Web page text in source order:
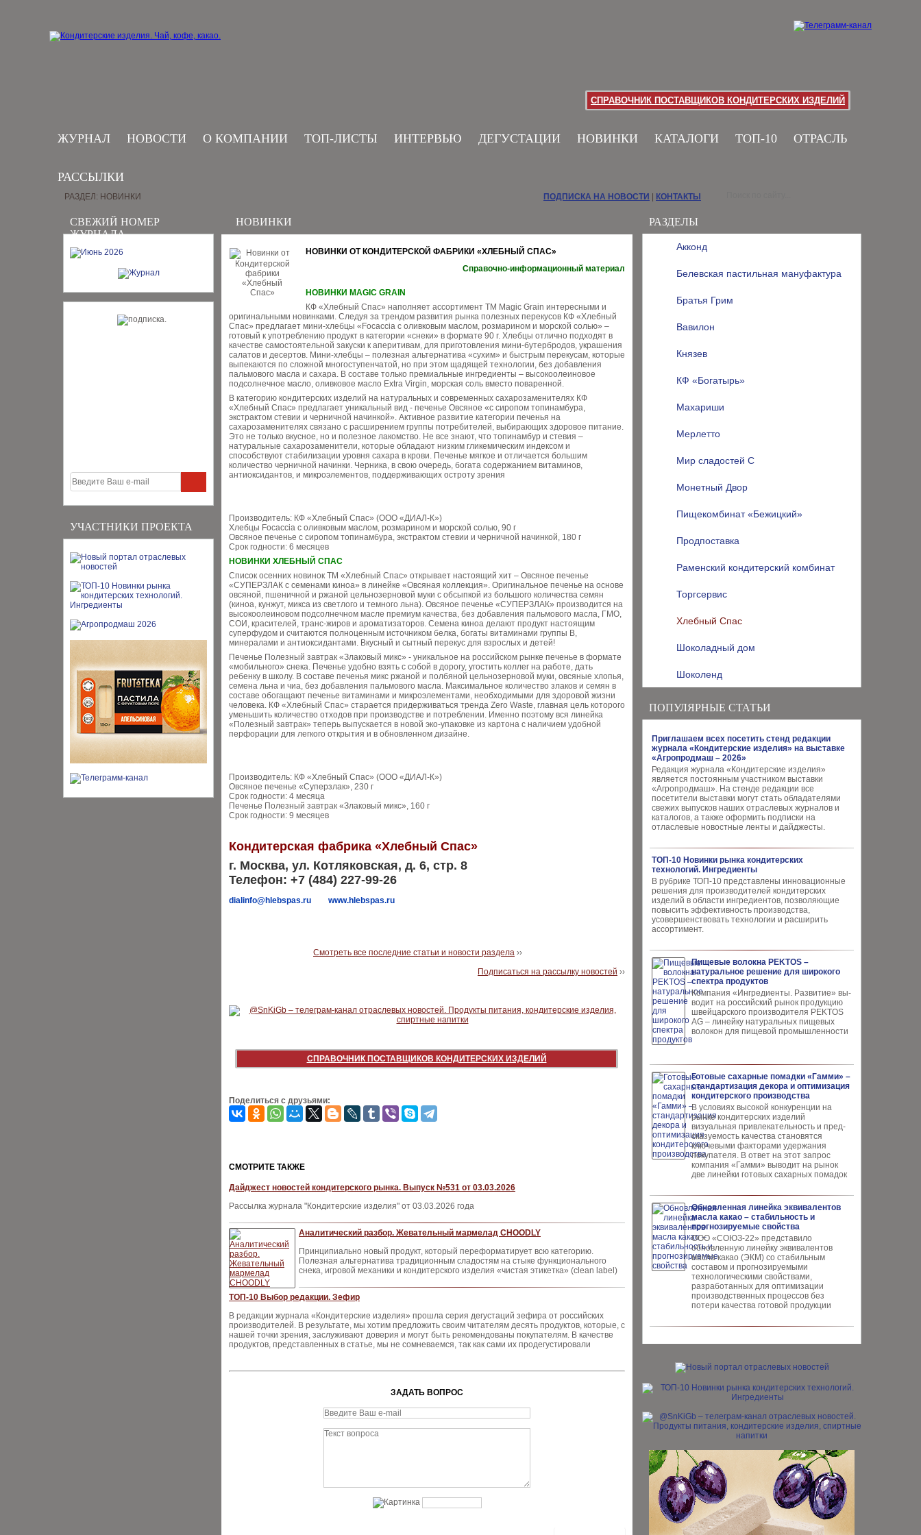
СПРАВОЧНИК ПОСТАВЩИКОВ КОНДИТЕРСКИХ ИЗДЕЛИЙ
ЖУРНАЛ НОВОСТИ О КОМПАНИИ ТОП-ЛИСТЫ ИНТЕРВЬЮ ДЕГУСТАЦИИ НОВИНКИ КАТАЛОГИ ТОП-10 ОТРАСЛЬ
РАССЫЛКИ
СВЕЖИЙ НОМЕР
ЖУРНАЛА
УЧАСТНИКИ ПРОЕКТА
РАЗДЕЛЫ
Акконд
Белевская пастильная мануфактура
Братья Грим
Вавилон
Князев
КФ «Богатырь»
Махариши
Мерлетто
Мир сладостей С
Монетный Двор
Пищекомбинат «Бежицкий»
Продпоставка
Раменский кондитерский комбинат
Торгсервис
Хлебный Спас
Шоколадный дом
Шоколенд
ПОПУЛЯРНЫЕ СТАТЬИ
Приглашаем всех посетить стенд редакции
журнала «Кондитерские изделия» на выставке
«Агропродмаш – 2026»
Редакция журнала «Кондитерские изделия»
является постоянным участником выставки
«Агропродмаш». На стенде редакции все
посетители выставки могут стать обладателями
свежих выпусков наших отраслевых журналов и
каталогов, а также оформить подписки на
отласлевые новостные ленты и дайджесты.
ТОП-10 Новинки рынка кондитерских
технологий. Ингредиенты
В рубрике ТОП-10 представлены инновационные
решения для производителей кондитерских
изделий в области ингредиентов, позволяющие
повысить эффективность производства,
усовершенствовать технологии и расширить
ассортимент.
Пищевые волокна PEKTOS –
натуральное решение для широкого
спектра продуктов
Компания «Ингредиенты. Развитие» вы­
водит на российский рынок продукцию
швей­царского производителя PEKTOS
AG – ли­нейку натуральных пищевых
волокон для пи­щевой промышленности
Готовые сахарные помадки «Гамми» –
стандартизация декора и оптимизация
кондитерского производства
В условиях высокой кон­куренции на
рынке конди­терских изделий
визуальная привлекательность и пред­
сказуемость качества ста­новятся
ключевыми факто­рами удержания
покупателя. В ответ на этот запрос
компания «Гамми» выводит на рынок
две линейки готовых сахарных помадок
Обновленная линейка эквивалентов
масла какао – стабильность и
прогнозируемые свойства
ООО «СОЮЗ-22» представило
обновлен­ную линейку эквивалентов
масла ка­као (ЭКМ) со стабильным
составом и прогнозируемыми
технологическими свойствами,
разработанных для опти­мизации
производственных процес­сов без
потери качества готовой про­дукции
РАЗДЕЛ: НОВИНКИ ПОДПИСКА НА НОВОСТИ КОНТАКТЫ
НОВИНКИ
НОВИНКИ ОТ КОНДИТЕРСКОЙ ФАБРИКИ «ХЛЕБНЫЙ СПАС»
Справочно-информационный материал
НОВИНКИ MAGIC GRAIN
КФ «Хлебный Спас» наполняет ассортимент ТM Magic Grain интересными и
оригинальными новинками. Следуя за трендом развития рынка полезных перекусов КФ «Хлебный
Спас» предлагает мини-хлебцы «Focaccia с оливковым маслом, розмарином и морской солью» –
готовый к употреблению продукт в категории «снеки» в формате 90 г. Хлебцы отлично подходят в
качестве самостоятельной закуски к аперитивам, для приготовления мини-бутербродов, украшения
салатов и десертов. Мини-хлебцы – полезная альтернатива «сухим» и быстрым перекусам, которые
выпекаются по сложной многоступенчатой, но при этом щадящей технологии, без добавления
пальмового масла и сахара. В составе только премиальные ингредиенты – высокоолеиновое
подсолнечное масло, оливковое масло Extra Virgin, морская соль вместо поваренной.
В категорию кондитерских изделий на натуральных и современных сахарозаменителях КФ
«Хлебный Спас» предлагает уникальный вид - печенье Овсяное «с сиропом топинамбура,
экстрактом стевии и черничной начинкой». Активное развитие категории печенья на
сахарозаменителях связано с расширением группы потребителей, выбирающих здоровое питание.
Это не только вкусное, но и полезное лакомство. Не все знают, что топинамбур и стевия –
натуральные сахарозаменители, которые обладают низким гликемическим индексом и
способствуют стабилизации уровня сахара в крови. Печенье мягкое и отличается большим
количество черничной начинки. Черника, в свою очередь, богата содержанием витаминов,
антиоксидантов, и микроэлементов, поддерживающих остроту зрения
Производитель: КФ «Хлебный Спас» (ООО «ДИАЛ-К»)
Хлебцы Focaccia с оливковым маслом, розмарином и морской солью, 90 г
Овсяное печенье с сиропом топинамбура, экстрактом стевии и черничной начинкой, 180 г
Срок годности: 6 месяцев
НОВИНКИ ХЛЕБНЫЙ СПАС
Список осенних новинок ТМ «Хлебный Спас» открывает настоящий хит – Овсяное печенье
«СУПЕРЗЛАК с семенами киноа» в линейке «Овсяная коллекция». Оригинальное печенье на основе
овсяной, пшеничной и ржаной цельнозерновой муки с обсыпкой из большого количества семян
(киноа, кунжут, микса из светлого и темного льна). Овсяное печенье «СУПЕРЗЛАК» производится на
высокоолеиновом подсолнечном масле премиум качества, без добавления пальмового масла, ГМО,
СОИ, красителей, транс-жиров и ароматизаторов. Семена киноа делают продукт настоящим
суперфудом и считаются полноценным источником белка, богаты витаминами группы В,
минералами и антиоксидантами. Вкусный и сытный перекус для взрослых и детей!
Печенье Полезный завтрак «Злаковый микс» - уникальное на российском рынке печенье в формате
«мобильного» снека. Печенье удобно взять с собой в дорогу, угостить коллег на работе, дать
ребенку в школу. В составе печенья микс ржаной и полбяной цельнозерновой муки, овсяные хлопья,
семена льна и чиа, без добавления пальмового масла. Максимальное количество злаков и семян в
составе обогащают печенье витаминами и микроэлементами, необходимыми для здоровой жизни
человека. КФ «Хлебный Спас» старается придерживаться тренда Zero Waste, главная цель которого
уменьшить количество отходов при производстве и потреблении. Именно поэтому вся линейка
«Полезный завтрак» теперь выпускается в новой эко-упаковке из картона с наличием удобной
перфорации для легкого открытия и в обновленном дизайне.
Производитель: КФ «Хлебный Спас» (ООО «ДИАЛ-К»)
Овсяное печенье «Суперзлак», 230 г
Срок годности: 4 месяца
Печенье Полезный завтрак «Злаковый микс», 160 г
Срок годности: 9 месяцев
Кондитерская фабрика «Хлебный Спас»
г. Москва, ул. Котляковская, д. 6, стр. 8
Телефон: +7 (484) 227-99-26
dialinfo@hlebspas.ru www.hlebspas.ru
Смотреть все последние статьи и новости раздела ››
Подписаться на рассылку новостей ››
СПРАВОЧНИК ПОСТАВЩИКОВ КОНДИТЕРСКИХ ИЗДЕЛИЙ
Поделиться с друзьями:
CМОТРИТЕ ТАКЖЕ
Дайджест новостей кондитерского рынка. Выпуск №531 от 03.03.2026
Рассылка журнала "Кондитерские изделия" от 03.03.2026 года
Аналитический разбор. Жевательный мармелад CHOODLY
Принципиально новый продукт, который переформатирует всю категорию.
Полезная альтернатива традиционным сладостям на стыке функционального
снека, игровой механики и кондитерского изделия «чистая этикетка» (clean label)
ТОП-10 Выбор редакции. Зефир
В редакции журнала «Кондитерские изделия» прошла серия дегустаций зефира от российских
производителей. В результате, мы хотим предложить своим читателям десять продуктов, которые, с
нашей точки зрения, заслуживают доверия и могут быть рекомендованы покупателям. В качестве
продуктов, представленных в статье, мы не сомневаемся, так как сами их продегустировали
ЗАДАТЬ ВОПРОС